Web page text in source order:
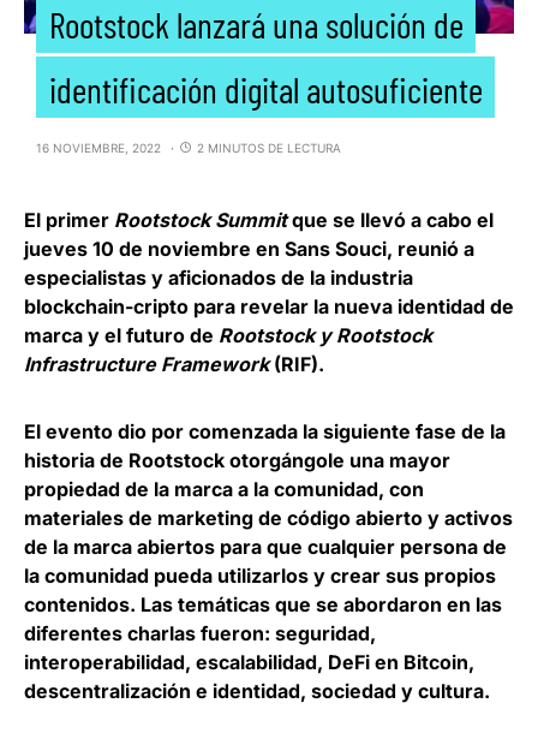
Rootstock lanzará una solución de
identificación digital autosuficiente
16 NOVIEMBRE, 2022 2 MINUTOS DE LECTURA
El primer Rootstock Summitque se llevó a cabo el
jueves 10 de noviembre en Sans Souci, reunió a
especialistas y aficionados de la industria
blockchain-cripto para revelar la nueva identidad de
marca y el futuro de Rootstock y Rootstock
Infrastructure Framework (RIF).
El evento dio por comenzada la siguiente fase de la
historia de Rootstock otorgángole una mayor
propiedad de la marca a la comunidad, con
materiales de marketing de código abierto y activos
de la marca abiertos para que cualquier persona de
la comunidad pueda utilizarlos y crear sus propios
contenidos. Las temáticas que se abordaron en las
diferentes charlas fueron: seguridad,
interoperabilidad, escalabilidad, DeFi en Bitcoin,
descentralización e identidad, sociedad y cultura.